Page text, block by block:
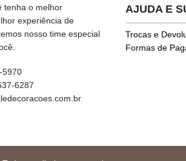
tenha o melhor
experiência de
nosso time especial
5970
6287
AJUDA E
Trocas e
Formas de